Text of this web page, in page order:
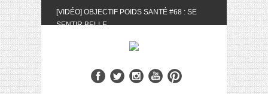
[VIDÉO] OBJECTIF POIDS SANTÉ #68 : SE
SENTIR BELLE
BIOTYFULL BOX DU MOIS DE MAI 2024 FEAT.